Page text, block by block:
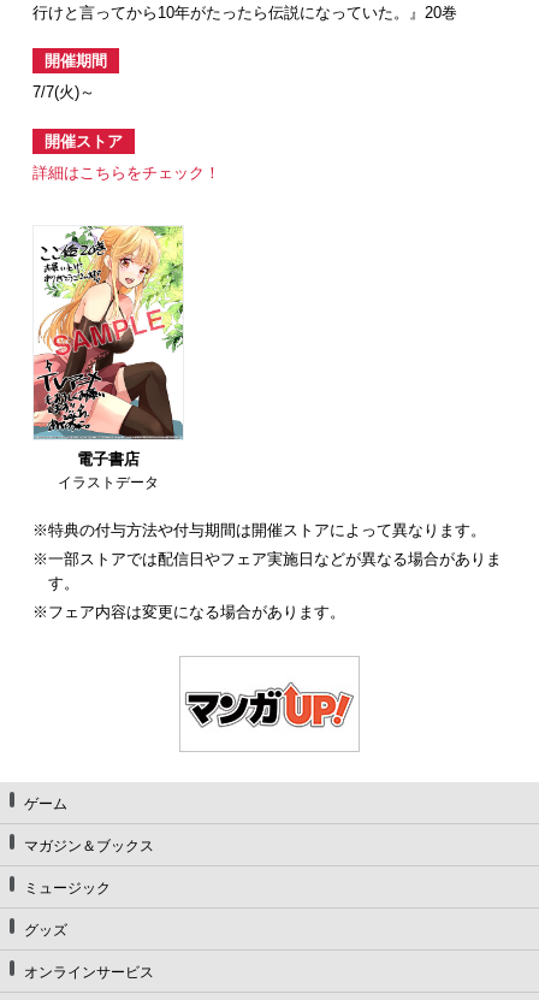
行けと言ってから10年がたったら伝説になっていた。』20巻
開催期間
7/7(火)～
開催ストア
詳細はこちらをチェック！
電子書店
イラストデータ
※特典の付与方法や付与期間は開催ストアによって異なります。
※一部ストアでは配信日やフェア実施日などが異なる場合がありま
す。
※フェア内容は変更になる場合があります。
ゲーム
マガジン＆ブックス
ミュージック
グッズ
オンラインサービス